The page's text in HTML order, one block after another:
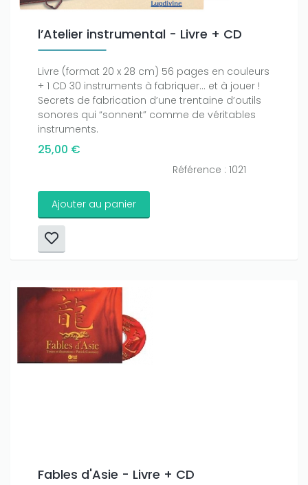
l’Atelier instrumental - Livre + CD
Livre (format 20 x 28 cm) 56 pages en couleurs
+ 1 CD 30 instruments à fabriquer… et à jouer !
Secrets de fabrication d’une trentaine d’outils
sonores qui “sonnent” comme de véritables
instruments.
25,00 €
Référence : 1021
Ajouter au panier
Fables d'Asie - Livre + CD